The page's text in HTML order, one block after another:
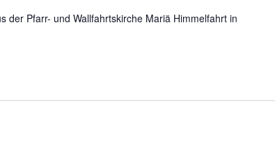
der Pfarr- und Wallfahrtskirche Mariä Himmelfahrt in